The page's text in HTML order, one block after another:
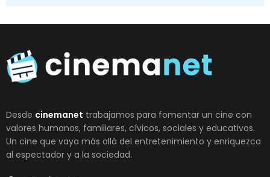
Desde cinemanet trabajamos para fomentar un cine con
valores humanos, familiares, cívicos, sociales y educativos.
Un cine que vaya más allá del entretenimiento y enriquezca
al espectador y a la sociedad.